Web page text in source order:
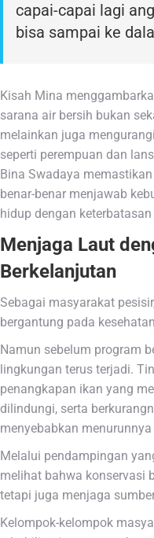
capai-capai lagi
bisa sampai ke
Kisah Mina
sarana air bersih bukan
melainkan juga
seperti perempuan dan
Bina Swadaya
benar-benar menjawab
hidup dengan
Menjaga Laut
Berkelanjutan
Sebagai masyarakat
bergantung pada
Namun sebelum program
lingkungan terus terjadi.
penangkapan ikan yang
dilindungi, serta
menyebabkan
Melalui pendampingan
melihat bahwa konservasi
tetapi juga menjaga
Kelompok-kelompok